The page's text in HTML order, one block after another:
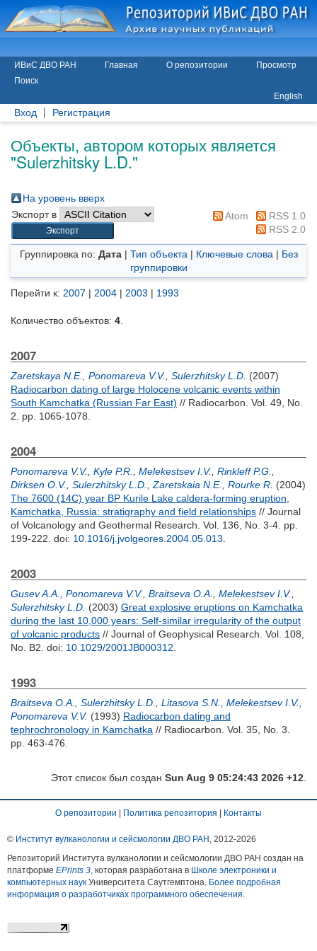
ИВиС ДВО РАН Главная О репозитории
Просмотр
Поиск
English
Вход Регистрация
Объекты, автором которых является
"Sulerzhitsky L.D."
На уровень вверх
Экспорт в
Atom
RSS 1.0
RSS 2.0
Группировка по: Дата| Тип объекта | Ключевые слова | Без
группировки
Перейти к: 2007 | 2004 | 2003 | 1993
Количество объектов: 4
2007
Zaretskaya N.E. Ponomareva V.V. Sulerzhitsky L.D. (2007)
Radiocarbon dating of large Holocene volcanic events within
South Kamchatka (Russian Far East) // Radiocarbon. Vol. 49, No.
2. pp. 1065-1078.
2004
Ponomareva V.V. Kyle P.R. Melekestsev I.V. Rinkleff P.G.
Dirksen O.V. Sulerzhitsky L.D. Zaretskaia N.E. Rourke R. (2004)
The 7600 (14C) year BP Kurile Lake caldera-forming eruption,
Kamchatka, Russia: stratigraphy and field relationships // Journal
of Volcanology and Geothermal Research. Vol. 136, No. 3-4. pp.
199-222. doi: 10.1016/j.jvolgeores.2004.05.013
2003
Gusev A.A. Ponomareva V.V. Braitseva O.A. Melekestsev I.V.
Sulerzhitsky L.D. (2003) Great explosive eruptions on Kamchatka
during the last 10,000 years: Self-similar irregularity of the output
of volcanic products // Journal of Geophysical Research. Vol. 108,
No. B2. doi: 10.1029/2001JB000312
1993
Braitseva O.A. Sulerzhitsky L.D. Litasova S.N. Melekestsev I.V.
Ponomareva V.V. (1993) Radiocarbon dating and
tephrochronology in Kamchatka // Radiocarbon. Vol. 35, No. 3.
pp. 463-476.
Этот список был создан Sun Aug 9 05:24:43 2026 +12
О репозитории Политика репозитория Контакты
© Институт вулканологии и сейсмологии ДВО РАН , 2012-2026
Репозиторий Института вулканологии и сейсмологии ДВО РАН создан на
платформе EPrints 3, которая разработана в Школе электроники и
компьютерных наук Университета Саутгемптона. Более подробная
информация о разработчиках программного обеспечения.